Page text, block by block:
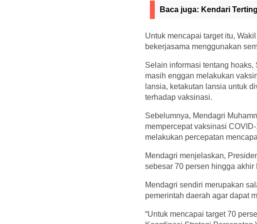
Baca juga: Kendari
Untuk mencapai target itu,
bekerjasama menggunakan
Selain informasi tentang
masih enggan melakukan
lansia, ketakutan lansia untuk
terhadap vaksinasi.
Sebelumnya, Mendagri
mempercepat vaksinasi
melakukan percepatan
Mendagri menjelaskan,
sebesar 70 persen hingga
Mendagri sendiri merupakan
pemerintah daerah agar dapat
“Untuk mencapai target 70